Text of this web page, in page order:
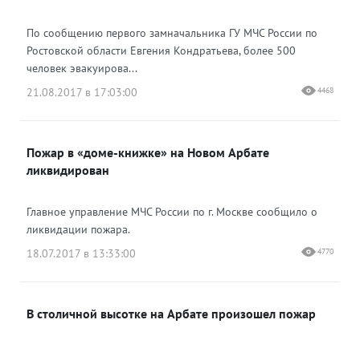
По сообщению первого замначальника ГУ МЧС России по
Ростовской области Евгения Кондратьева, более 500
человек эвакуирова...
21.08.2017 в 17:03:00
4468
Пожар в «доме-книжке» на Новом Арбате
ликвидирован
Главное управление МЧС России по г. Москве сообщило о
ликвидации пожара.
18.07.2017 в 13:33:00
4770
В столичной высотке на Арбате произошел пожар